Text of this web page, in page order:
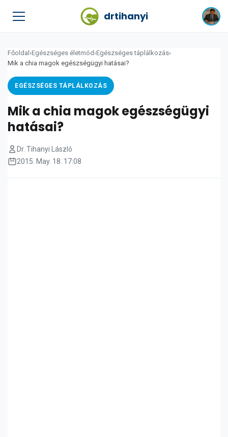
drtihanyi
Főoldal ›Egészséges életmód ›Egészséges táplálkozás›
Mik a chia magok egészségügyi hatásai?
EGÉSZSÉGES TÁPLÁLKOZÁS
Mik a chia magok egészségügyi
hatásai?
Dr. Tihanyi László
2015. May. 18. 17:08